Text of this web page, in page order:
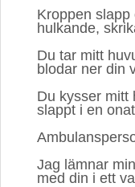
Kroppen
hulkande,
Du tar mitt
blodar ner din
Du kysser mitt
slappt i en
Jag lämnar
med din i ett